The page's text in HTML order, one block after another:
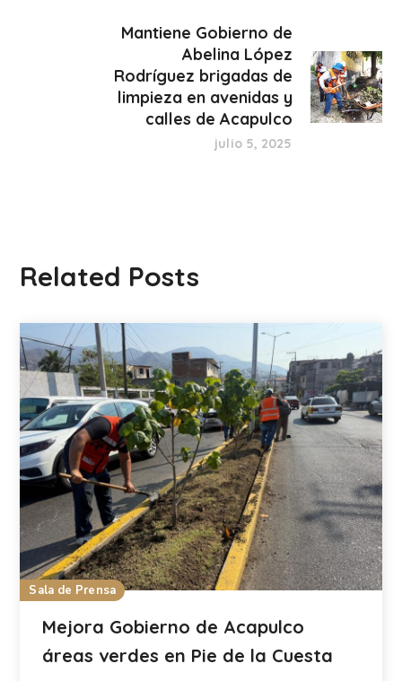
Mantiene Gobierno de
Abelina López
Rodríguez brigadas de
limpieza en avenidas y
calles de Acapulco
julio 5, 2025
Related Posts
Sala de Prensa
Mejora Gobierno de Acapulco
áreas verdes en Pie de la Cuesta